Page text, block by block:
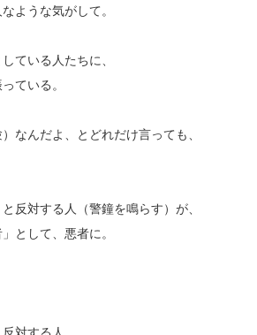
ような気がして。
ている人たちに、
ている。
なんだよ、とどれだけ言っても、
反対する人（警鐘を鳴らす）が、
として、悪者に。